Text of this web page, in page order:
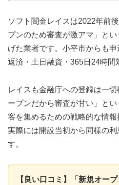
ソフト闇金レイスは2022年前
プンのため審査が激アマ」と
げた業者です。小平市からも
返済・土日融資・365日24時間
レイスも金融庁への登録は一
ープンだから審査が甘い」と
客を集めるための戦略的な情報
実際には開設当初から同様の
す。
【良い口コミ】「新規オー